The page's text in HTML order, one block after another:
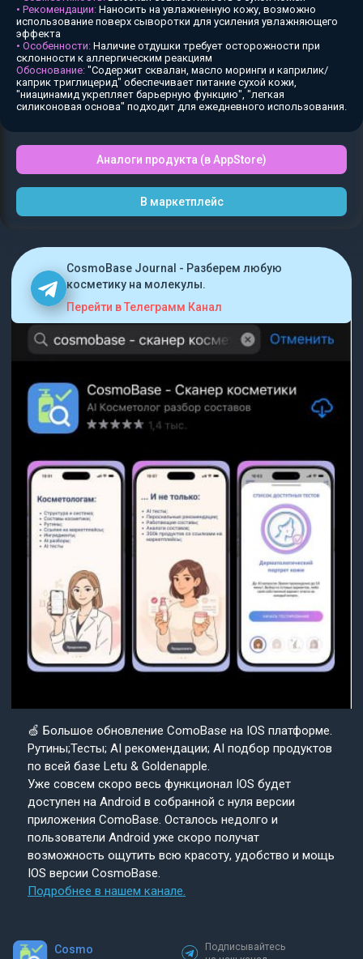
• Рекомендации: Наносить на увлажненную кожу, возможно
использование поверх сыворотки для усиления увлажняющего
эффекта
• Особенности: Наличие отдушки требует осторожности при
склонности к аллергическим реакциям
Обоснование: "Содержит сквалан, масло моринги и каприлик/
каприк триглицерид" обеспечивает питание сухой кожи,
"ниацинамид укрепляет барьерную функцию", "легкая
силиконовая основа" подходит для ежедневного использования.
Аналоги продукта (в AppStore)
В маркетплейс
CosmoBase Journal - Разберем любую
косметику на молекулы.
Перейти в Телеграмм Канал
🍏 Большое обновление ComoBase на IOS платформе.
Рутины;Тесты; AI рекомендации; AI подбор продуктов
по всей базе Letu & Goldenapple.
Уже совсем скоро весь функционал IOS будет
доступен на Android в собранной с нуля версии
приложения ComoBase. Осталось недолго и
пользователи Android уже скоро получат
возможность ощутить всю красоту, удобство и мощь
IOS версии CosmoBase.
Подробнее в нашем канале.
Cosmo
Подписывайтесь